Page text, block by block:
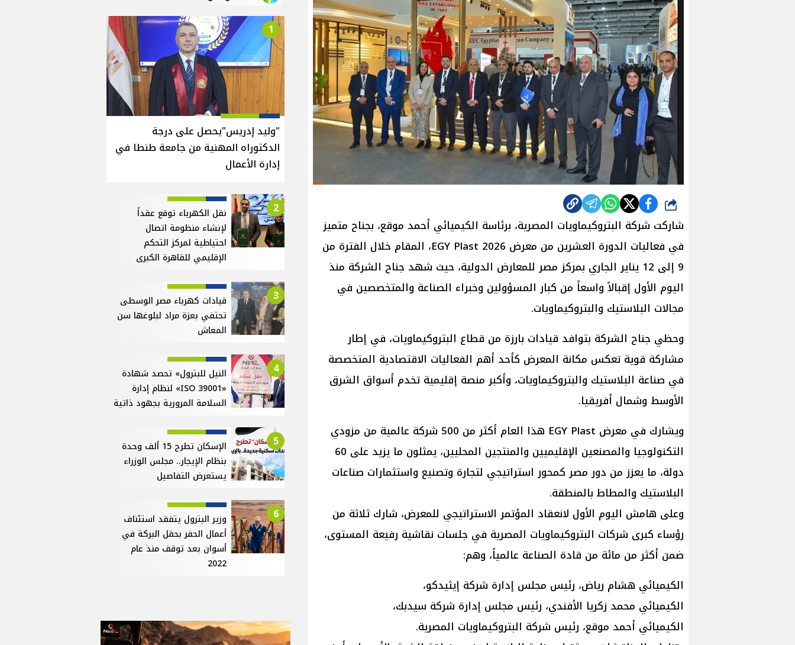
شارك
شاركت شركة البتروكيماويات المصرية، برئاسة الكيميائي أحمد موقع، بجناح متميز
في فعاليات الدورة العشرين من معرض EGY Plast 2026، المقام خلال الفترة من
9 إلى 12 يناير الجاري بمركز مصر للمعارض الدولية، حيث شهد جناح الشركة منذ
اليوم الأول إقبالاً واسعاً من كبار المسؤولين وخبراء الصناعة والمتخصصين في
مجالات البلاستيك والبتروكيماويات.
وحظي جناح الشركة بتوافد قيادات بارزة من قطاع البتروكيماويات، في إطار
مشاركة قوية تعكس مكانة المعرض كأحد أهم الفعاليات الاقتصادية المتخصصة
في صناعة البلاستيك والبتروكيماويات، وأكبر منصة إقليمية تخدم أسواق الشرق
الأوسط وشمال أفريقيا.
ويشارك في معرض EGY Plast هذا العام أكثر من 500 شركة عالمية من مزودي
التكنولوجيا والمصنعين الإقليميين والمنتجين المحليين، يمثلون ما يزيد على 60
دولة، ما يعزز من دور مصر كمحور استراتيجي لتجارة وتصنيع واستثمارات صناعات
البلاستيك والمطاط بالمنطقة.
وعلى هامش اليوم الأول لانعقاد المؤتمر الاستراتيجي للمعرض، شارك ثلاثة من
رؤساء كبرى شركات البتروكيماويات المصرية في جلسات نقاشية رفيعة المستوى،
ضمن أكثر من مائة من قادة الصناعة عالمياً، وهم:
الكيميائي هشام رياض، رئيس مجلس إدارة شركة إيثيدكو،
الكيميائي محمد زكريا الأفندي، رئيس مجلس إدارة شركة سيدبك،
الكيميائي أحمد موقع، رئيس شركة البتروكيماويات المصرية.
1
"وليد إدريس"يحصل على درجة
الدكتوراه المهنية من جامعة طنطا في
إدارة الأعمال
2
نقل الكهرباء توقع عقداً
لإنشاء منظومة اتصال
احتياطية لمركز التحكم
الإقليمي للقاهرة الكبرى
3
قيادات كهرباء مصر الوسطى
تحتفي بعزة مراد لبلوغها سن
المعاش
4
النيل للبترول» تحصد شهادة
«ISO 39001» لنظام إدارة
السلامة المرورية بجهود ذاتية
5
الإسكان تطرح 15 ألف وحدة
بنظام الإيجار.. مجلس الوزراء
يستعرض التفاصيل
6
وزير البترول يتفقد استئناف
أعمال الحفر بحقل البركة في
أسوان بعد توقف منذ عام
2022